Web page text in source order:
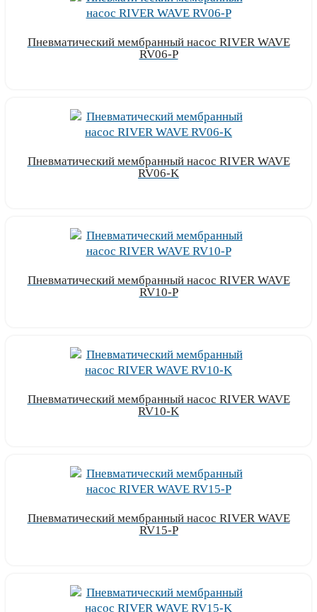
Пневматический мембранный насос RIVER WAVE
RV06-P
Пневматический мембранный насос RIVER WAVE
RV06-K
Пневматический мембранный насос RIVER WAVE
RV10-P
Пневматический мембранный насос RIVER WAVE
RV10-K
Пневматический мембранный насос RIVER WAVE
RV15-P